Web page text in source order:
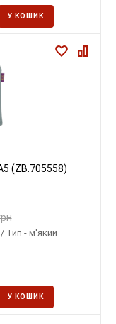
У КОШИК
(ZB.705558)
Тип - м'який
У КОШИК